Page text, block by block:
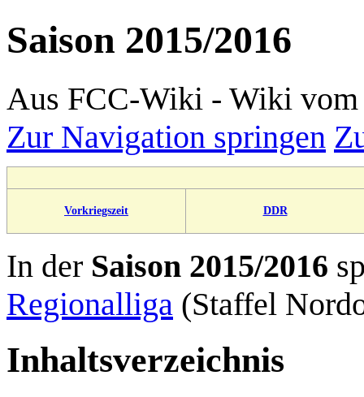
Saison 2015/2016
Aus FCC-Wiki - Wiki vom
Zur Navigation springen
Vorkriegszeit DDR
In der Saison 2015/2016
Regionalliga (Staffel
Inhaltsverzeichnis